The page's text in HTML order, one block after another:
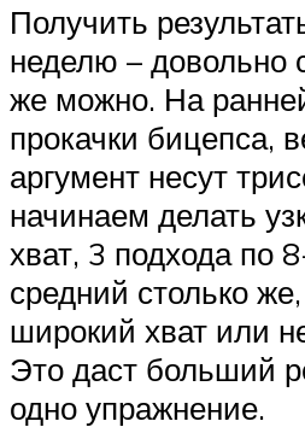
Получить
неделю – довольно
же можно. На
прокачки бицепса,
аргумент несут
начинаем делать
хват, 3 подхода по
средний столько
широкий хват или
Это даст больший
одно упражнение.